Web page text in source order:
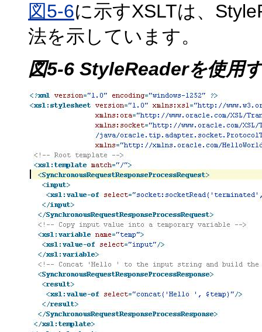
図5-6に示すXSLTは、
法を示しています。
図5-6 StyleReaderを使用